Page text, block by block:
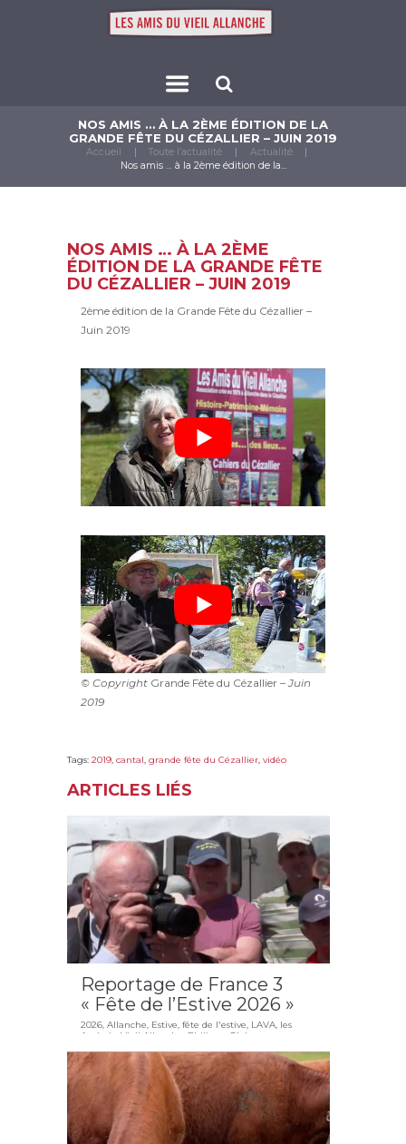
NOS AMIS … À LA 2ÈME ÉDITION DE LA
GRANDE FÊTE DU CÉZALLIER – JUIN 2019
Accueil Toute l’actualité
Actualité
Nos amis … à la 2ème édition de la...
NOS AMIS … À LA 2ÈME
ÉDITION DE LA GRANDE FÊTE
DU CÉZALLIER – JUIN 2019
2ème édition de la Grande Fête du Cézallier –
Juin 2019
© Copyright Grande Fête du Cézallier – Juin
2019
Tags: 2019, cantal, grande fête du Cézallier, vidéo
ARTICLES LIÉS
Reportage de France 3
« Fête de l’Estive 2026 »
2026, Allanche, Estive, fête de l'estive, LAVA, les
Amis du Vieil Allanche
Philippe Glaize